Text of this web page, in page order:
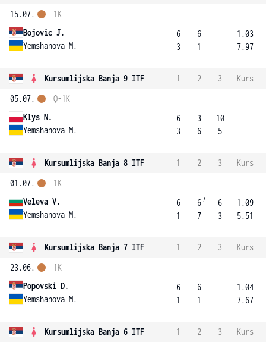
15.07.
Bojovic J.
Yemshanova M.
1K
6
3
6
1
1.03
7.97
Kursumlijska Banja 9 ITF 1 2 3
Kurs
05.07.
Klys N.
Yemshanova M.
Q-1K
6
3
3
6
10
5
Kursumlijska Banja 8 ITF 1 2 3
Kurs
01.07.
Veleva V.
Yemshanova M.
1K
6
1
67
7
6
3
1.09
5.51
Kursumlijska Banja 7 ITF 1 2 3
Kurs
23.06.
Popovski D.
Yemshanova M.
1K
6
1
6
1
1.04
7.67
Kursumlijska Banja 6 ITF 1 2 3
Kurs